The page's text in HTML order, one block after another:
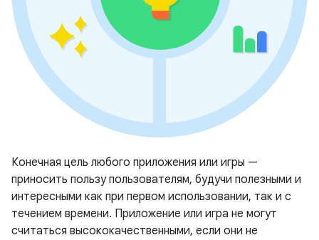
Конечная цель любого приложения или игры —
приносить пользу пользователям, будучи полезными и
интересными как при первом использовании, так и с
течением времени. Приложение или игра не могут
считаться высококачественными, если они не